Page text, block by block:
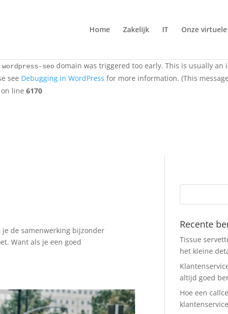
action or later. Please seeDebugging in WordPress
for more
functions.php
wordpress-seo domain was triggered too early. This is usually an
see Debugging in WordPress for more information. (This
on line 6170
Home Zakelijk IT Onze
de samenwerking bijzonder
Want als je een goed
Recente
Tissue
het kleine
altijd goed
Hoe een